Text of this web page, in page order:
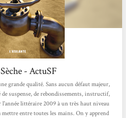
- ActuSF
grande qualité. Sans aucun défaut majeur,
suspense, de rebondissements, instructif,
littéraire 2009 à un très haut niveau
mettre entre toutes les mains. On y apprend